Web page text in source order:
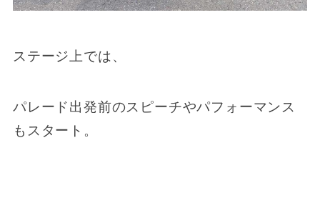
ステージ上では、
パレード出発前のスピーチやパフォーマンス
もスタート。